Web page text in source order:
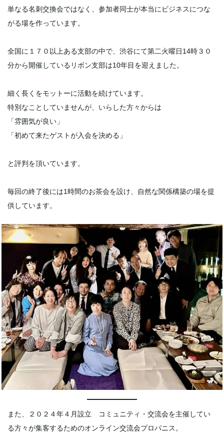
単なる名刺交換会ではなく、参加者同士が本当にビジネスにつな
がる場を作っています。
全国に１７０以上ある支部の中で、渋谷にて第二火曜日14時３０
分から開催しているリボン支部は10年目を迎えました。
細く長くをモットーに活動を続けています。
特別なことしていませんが、いらした方々からは
「雰囲気が良い」
「初めて来たゲストが入会を決める」
と評判を頂いています。
毎回の終了後には1時間のお茶会を設け、自然な関係構築の場を提
供しています。
また、２０２４年４月設立 コミュニティ・交流会を主催してい
る方々が集客するためのオンライン交流会プロパニス。